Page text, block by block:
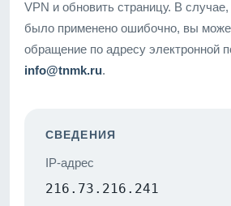
VPN и обновить страницу. В
было применено ошибочно, вы
обращение по адресу электронной
info@tnmk.ru.
СВЕДЕНИЯ
IP-адрес
216.73.216.241